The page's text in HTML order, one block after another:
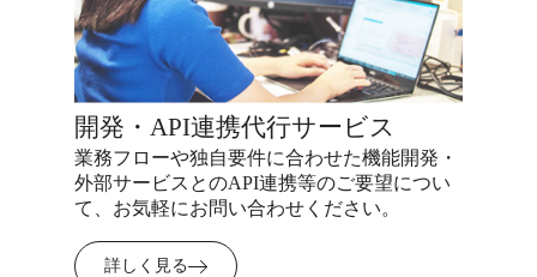
開発・API連携代行サービス
業務フローや独自要件に合わせた機能開発・
外部サービスとのAPI連携等のご要望につい
て、お気軽にお問い合わせください。
詳しく見る